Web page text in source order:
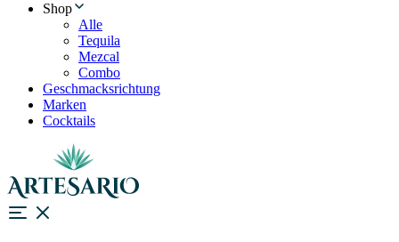
Shop
Alle
Tequila
Mezcal
Combo
Geschmacksrichtung
Marken
Cocktails